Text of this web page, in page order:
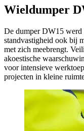
Wieldumper
De dumper DW15 werd
standvastigheid ook bij
met zich meebrengt.
akoestische
voor intensieve
projecten in kleine